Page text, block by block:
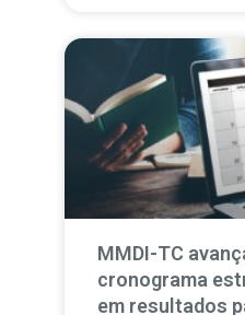
MMDI-TC
cronograma
em resultados